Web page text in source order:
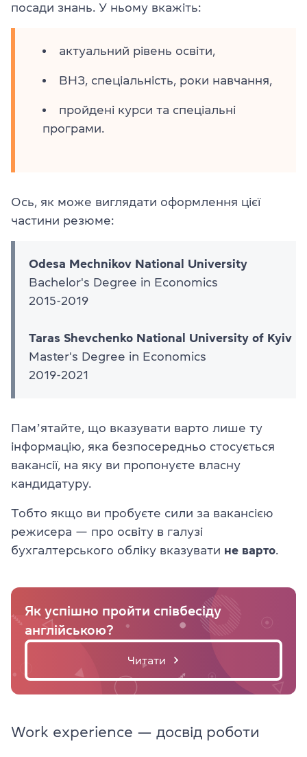
посади знань. У ньому вкажіть:
актуальний рівень освіти,
ВНЗ, спеціальність, роки навчання,
пройдені курси та спеціальні
програми.
Ось, як може виглядати оформлення цієї
частини резюме:
Odesa Mechnikov National University
Bachelor's Degree in Economics
2015-2019
Taras Shevchenko National University of Kyiv
Master's Degree in Economics
2019-2021
Памʼятайте, що вказувати варто лише ту
інформацію, яка безпосередньо стосується
вакансії, на яку ви пропонуєте власну
кандидатуру.
Тобто якщо ви пробуєте сили за вакансією
режисера — про освіту в галузі
бухгалтерського обліку вказувати не варто
Як успішно пройти співбесіду
англійською?
Читати
Work experience — досвід роботи